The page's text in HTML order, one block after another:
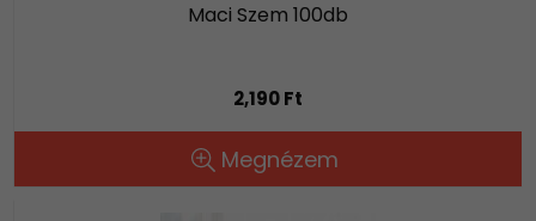
Maci Szem 100db
2,190 Ft
Megnézem